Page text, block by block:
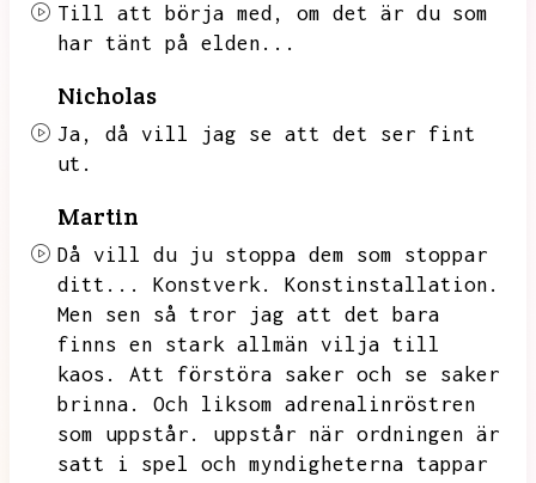
Till att börja med,
om det är du som
har tänt på elden...
Nicholas
Ja,
då vill jag se att det ser fint
ut.
Martin
Då vill du ju stoppa dem som stoppar
ditt...
Konstverk.
Konstinstallation.
Men sen så tror jag att det bara
finns en stark allmän vilja till
kaos.
Att förstöra saker och se saker
brinna.
Och liksom adrenalinröstren
som uppstår.
uppstår när ordningen är
satt i spel och myndigheterna tappar